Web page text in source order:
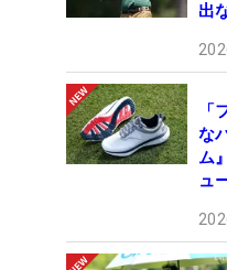
出
な
ム
ュ